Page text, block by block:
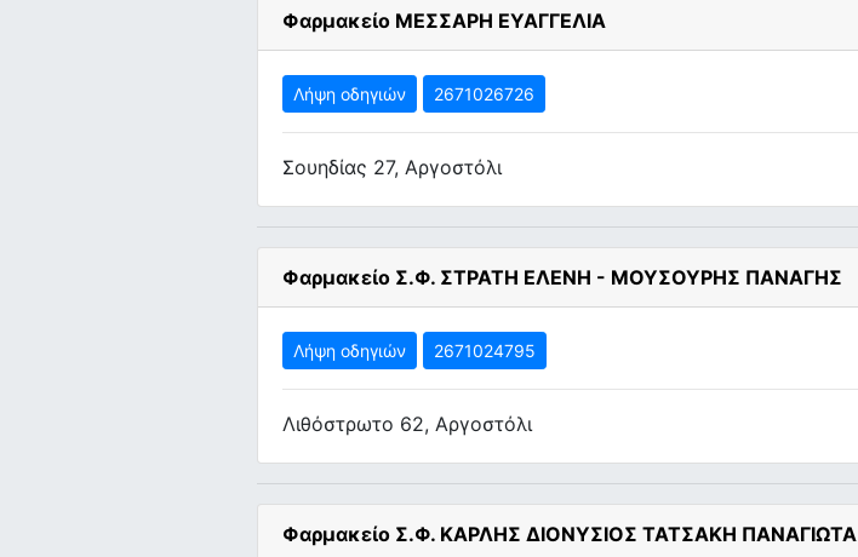
Φαρμακείο ΜΕΣΣΑΡΗ ΕΥΑΓΓΕΛΙΑ
Λήψη οδηγιών 2671026726
Σουηδίας 27, Αργοστόλι
Φαρμακείο Σ.Φ. ΣΤΡΑΤΗ ΕΛΕΝΗ - ΜΟΥΣΟΥΡΗΣ ΠΑΝΑΓΗΣ
Λήψη οδηγιών 2671024795
Λιθόστρωτο 62, Αργοστόλι
Φαρμακείο Σ.Φ. ΚΑΡΛΗΣ ΔΙΟΝΥΣΙΟΣ ΤΑΤΣΑΚΗ ΠΑΝΑΓΙΩΤΑ